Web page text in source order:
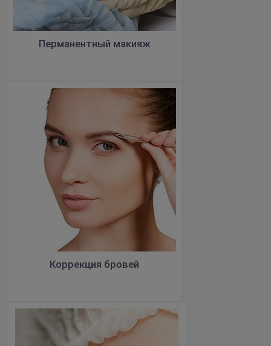
Перманентный макияж
Коррекция бровей